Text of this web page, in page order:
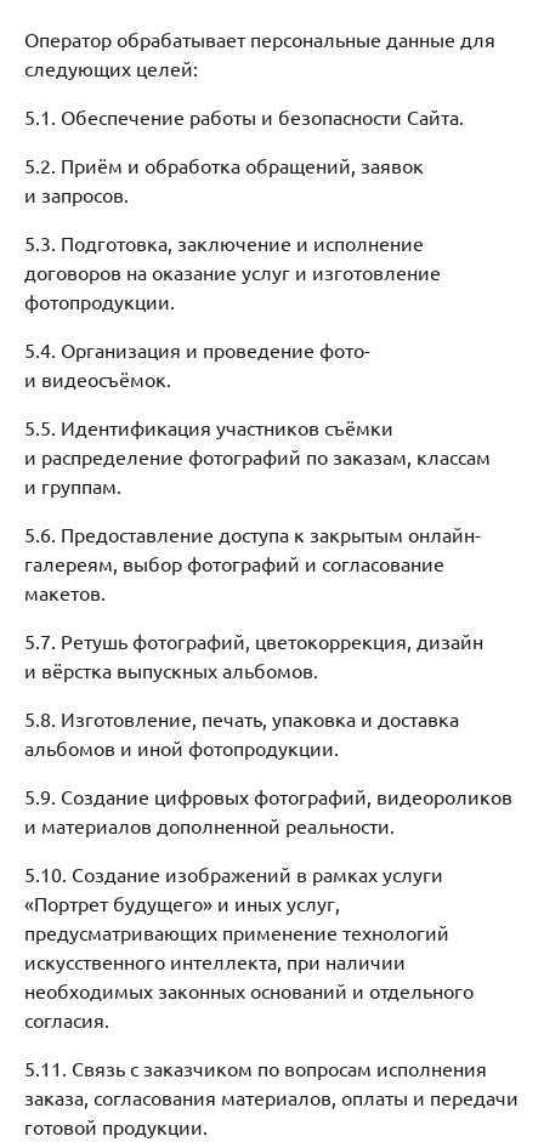
Оператор обрабатывает персональные данные для
следующих целей:
5.1. Обеспечение работы и безопасности Сайта.
5.2. Приём и обработка обращений, заявок
и запросов.
5.3. Подготовка, заключение и исполнение
договоров на оказание услуг и изготовление
фотопродукции.
5.4. Организация и проведение фото-
и видеосъёмок.
5.5. Идентификация участников съёмки
и распределение фотографий по заказам, классам
и группам.
5.6. Предоставление доступа к закрытым онлайн-
галереям, выбор фотографий и согласование
макетов.
5.7. Ретушь фотографий, цветокоррекция, дизайн
и вёрстка выпускных альбомов.
5.8. Изготовление, печать, упаковка и доставка
альбомов и иной фотопродукции.
5.9. Создание цифровых фотографий, видеороликов
и материалов дополненной реальности.
5.10. Создание изображений в рамках услуги
«Портрет будущего» и иных услуг,
предусматривающих применение технологий
искусственного интеллекта, при наличии
необходимых законных оснований и отдельного
согласия.
5.11. Связь с заказчиком по вопросам исполнения
заказа, согласования материалов, оплаты и передачи
готовой продукции.